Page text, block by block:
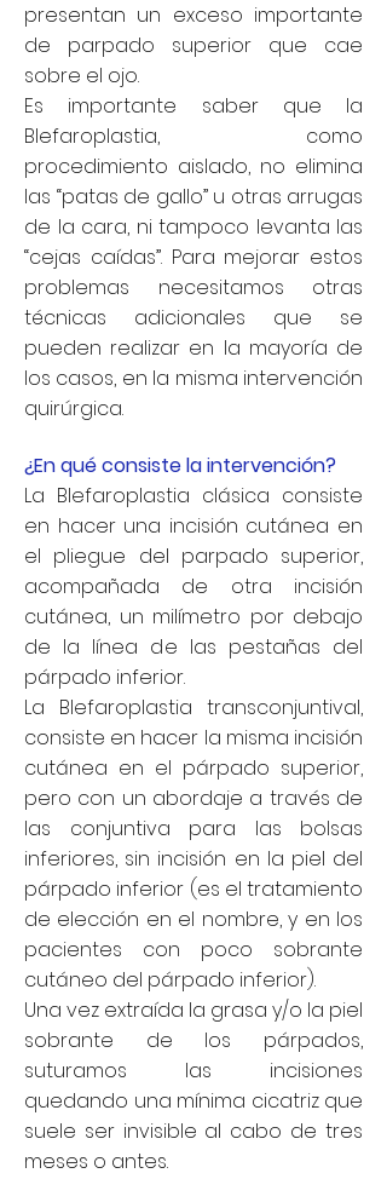
presentan un exceso importante
de parpado superior que cae
sobre el ojo.
Es importante saber que la
Blefaroplastia, como
procedimiento aislado, no elimina
las “patas de gallo” u otras arrugas
de la cara, ni tampoco levanta las
“cejas caídas”. Para mejorar estos
problemas necesitamos otras
técnicas adicionales que se
pueden realizar en la mayoría de
los casos, en la misma intervención
quirúrgica.
¿En qué consiste la intervención?
La Blefaroplastia clásica consiste
en hacer una incisión cutánea en
el pliegue del parpado superior,
acompañada de otra incisión
cutánea, un milímetro por debajo
de la línea de las pestañas del
párpado inferior.
La Blefaroplastia transconjuntival,
consiste en hacer la misma incisión
cutánea en el párpado superior,
pero con un abordaje a través de
las conjuntiva para las bolsas
inferiores, sin incisión en la piel del
párpado inferior (es el tratamiento
de elección en el nombre, y en los
pacientes con poco sobrante
cutáneo del párpado inferior).
Una vez extraída la grasa y/o la piel
sobrante de los párpados,
suturamos las incisiones
quedando una mínima cicatriz que
suele ser invisible al cabo de tres
meses o antes.